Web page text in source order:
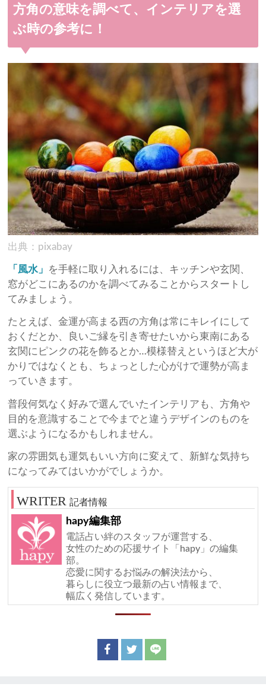
方角の意味を調べて、インテリアを選
ぶ時の参考に！
出典：pixabay
「風水」 を手軽に取り入れるには、キッチンや玄関、
窓がどこにあるのかを調べてみることからスタートし
てみましょう。
たとえば、金運が高まる西の方角は常にキレイにして
おくだとか、良いご縁を引き寄せたいから東南にある
玄関にピンクの花を飾るとか…模様替えというほど大が
かりではなくとも、ちょっとした心がけで運勢が高ま
っていきます。
普段何気なく好みで選んでいたインテリアも、方角や
目的を意識することで今までと違うデザインのものを
選ぶようになるかもしれません。
家の雰囲気も運気もいい方向に変えて、新鮮な気持ち
になってみてはいかがでしょうか。
記者情報
hapy編集部
電話占い絆のスタッフが運営する、
女性のための応援サイト「hapy」の編集
部。
恋愛に関するお悩みの解決法から、
暮らしに役立つ最新の占い情報まで、
幅広く発信しています。